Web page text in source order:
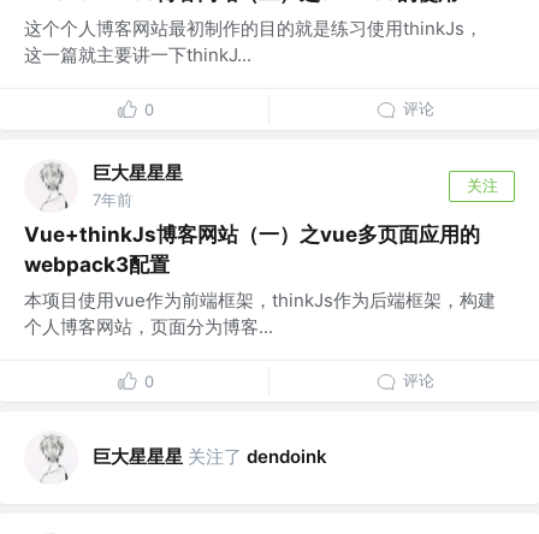
这个个人博客网站最初制作的目的就是练习使用thinkJs，
这一篇就主要讲一下thinkJ...
0 评论
巨大星星星
7年前
关注
Vue+thinkJs博客网站（一）之vue多页面应用的
webpack3配置
本项目使用vue作为前端框架，thinkJs作为后端框架，构建
个人博客网站，页面分为博客...
0 评论
巨大星星星 关注了 dendoink